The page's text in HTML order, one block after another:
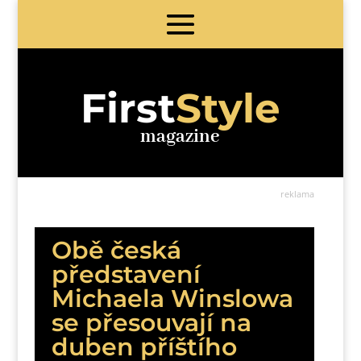
FirstStyle
magazine
reklama
Obě česká
představení
Michaela Winslowa
se přesouvají na
duben příštího